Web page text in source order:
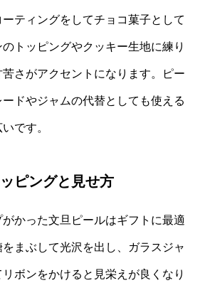
ティングをしてチョコ菓子として
トッピングやクッキー生地に練り
さがアクセントになります。ピー
ドやジャムの代替としても使える
です。
ピングと見せ方
かった文旦ピールはギフトに最適
まぶして光沢を出し、ガラスジャ
ボンをかけると見栄えが良くなり